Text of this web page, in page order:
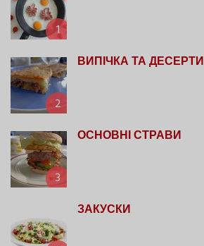
1
2
ВИПІЧКА ТА ДЕСЕРТИ
3
ОСНОВНІ СТРАВИ
ЗАКУСКИ